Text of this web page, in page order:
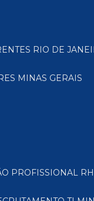
RIO DE
MINAS GERAIS
PROFISSIONAL